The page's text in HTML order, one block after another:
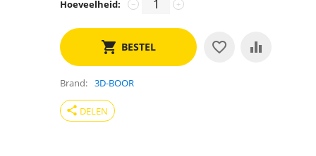
Hoeveelheid: +
−
BESTEL
Brand 3D-BOOR
share DELEN